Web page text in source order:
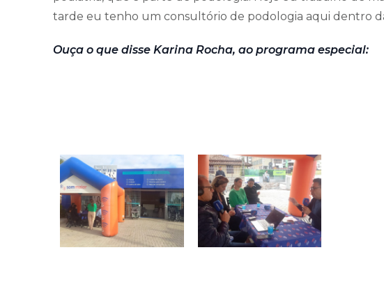
tarde eu tenho um consultório de podologia aqui dentro
Ouça o que disse Karina Rocha, ao programa especial: